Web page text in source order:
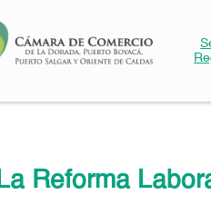
La Reforma